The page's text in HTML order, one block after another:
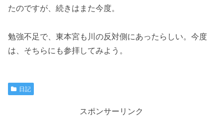
たのですが、続きはまた今度。
勉強不足で、東本宮も川の反対側にあったらしい。今度
は、そちらにも参拝してみよう。
日記
スポンサーリンク